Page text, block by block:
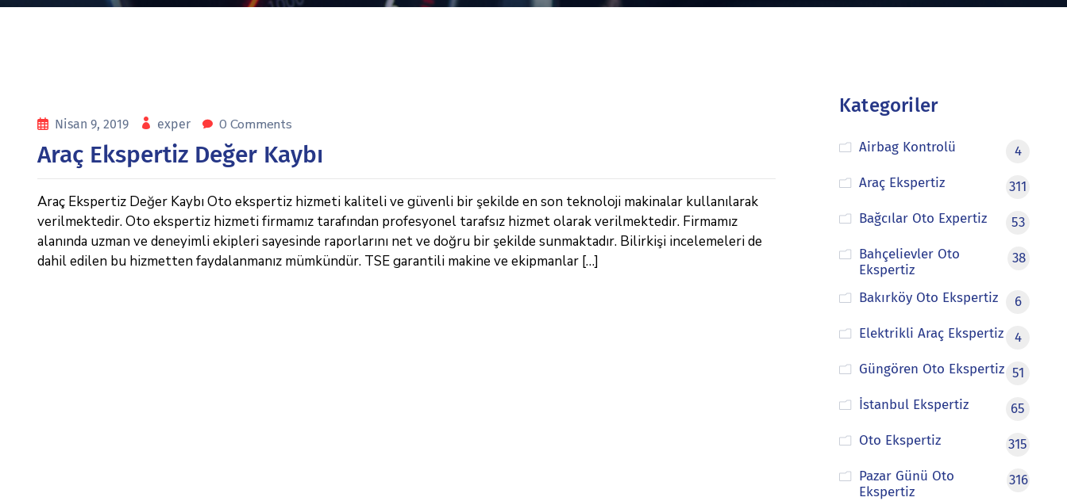
Nisan 9, 2019 exper 0 Comments
Araç Ekspertiz Değer Kaybı
Araç Ekspertiz Değer Kaybı Oto ekspertiz hizmeti kaliteli ve güvenli bir şekilde en son teknoloji makinalar kullanılarak
verilmektedir. Oto ekspertiz hizmeti firmamız tarafından profesyonel tarafsız hizmet olarak verilmektedir. Firmamız
alanında uzman ve deneyimli ekipleri sayesinde raporlarını net ve doğru bir şekilde sunmaktadır. Bilirkişi incelemeleri de
dahil edilen bu hizmetten faydalanmanız mümkündür. TSE garantili makine ve ekipmanlar […]
Kategoriler
Airbag Kontrolü
4
Araç Ekspertiz
311
Bağcılar Oto Expertiz
53
Bahçelievler Oto
Ekspertiz
38
Bakırköy Oto Ekspertiz
6
Elektrikli Araç Ekspertiz
4
Güngören Oto Ekspertiz 51
İstanbul Ekspertiz
65
Oto Ekspertiz
315
Pazar Günü Oto
Ekspertiz
316